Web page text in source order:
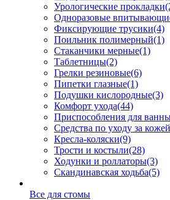
Урологические прокладки
Одноразовые
Фиксирующие трусики(4)
Поильник полимерный(1)
Стаканчики мерные(1)
Таблетницы(2)
Грелки резиновые(6)
Пипетки глазные(1)
Подушки кислородные(3)
Комфорт ухода(44)
Приспособления для
Средства по уходу за кожей
Кресла-коляски(9)
Трости и костыли(28)
Ходунки и роллаторы(3)
Скандинавская ходьба(5)
Все для стомы